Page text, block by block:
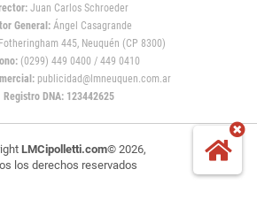
Juan Carlos Schroeder
General:Ángel Casagrande
445, Neuquén (CP 8300)
(0299) 449 0400 / 449 0410
publicidad@lmneuquen.com.ar
Registro DNA: 123442625
LMCipolletti.com© 2026,
los derechos reservados